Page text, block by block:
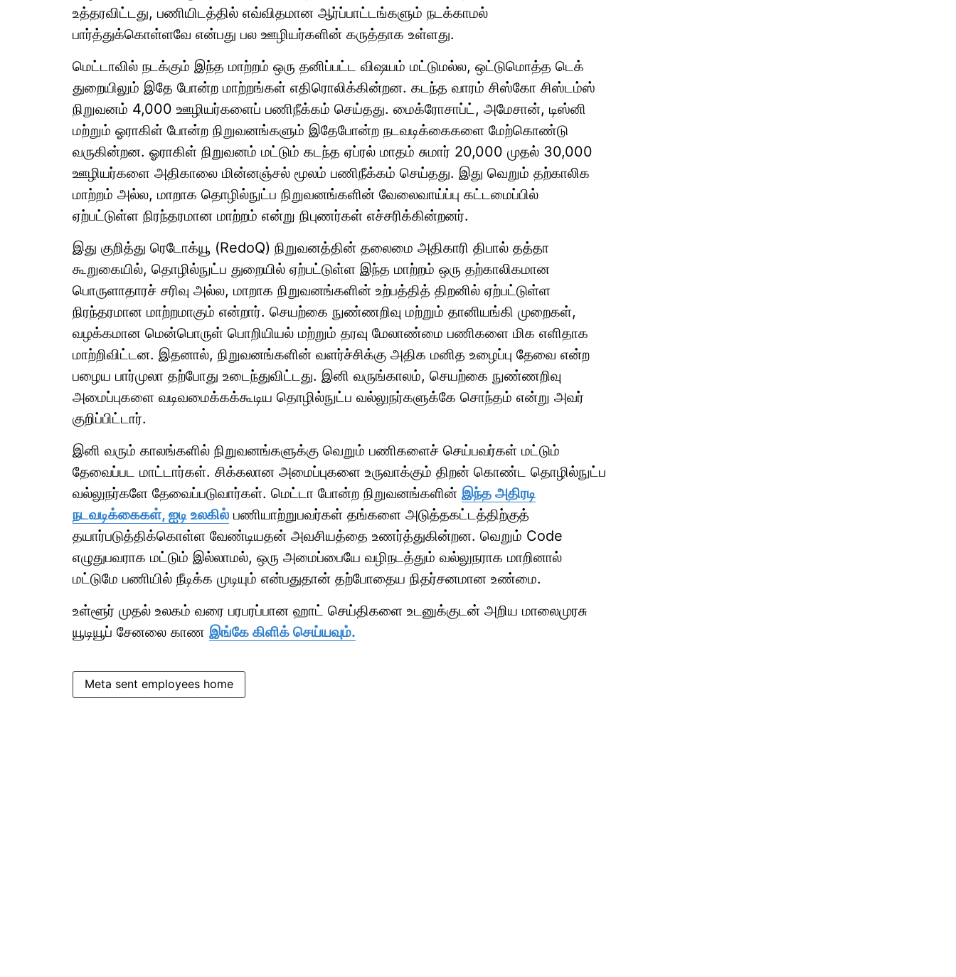
உத்தரவிட்டது, பணியிடத்தில் எவ்விதமான ஆர்ப்பாட்டங்களும் நடக்காமல்
பார்த்துக்கொள்ளவே என்பது பல ஊழியர்களின் கருத்தாக உள்ளது.
மெட்டாவில் நடக்கும் இந்த மாற்றம் ஒரு தனிப்பட்ட விஷயம் மட்டுமல்ல, ஒட்டுமொத்த டெக்
துறையிலும் இதே போன்ற மாற்றங்கள் எதிரொலிக்கின்றன. கடந்த வாரம் சிஸ்கோ சிஸ்டம்ஸ்
நிறுவனம் 4,000 ஊழியர்களைப் பணிநீக்கம் செய்தது. மைக்ரோசாப்ட், அமேசான், டிஸ்னி
மற்றும் ஓராகிள் போன்ற நிறுவனங்களும் இதேபோன்ற நடவடிக்கைகளை மேற்கொண்டு
வருகின்றன. ஓராகிள் நிறுவனம் மட்டும் கடந்த ஏப்ரல் மாதம் சுமார் 20,000 முதல் 30,000
ஊழியர்களை அதிகாலை மின்னஞ்சல் மூலம் பணிநீக்கம் செய்தது. இது வெறும் தற்காலிக
மாற்றம் அல்ல, மாறாக தொழில்நுட்ப நிறுவனங்களின் வேலைவாய்ப்பு கட்டமைப்பில்
ஏற்பட்டுள்ள நிரந்தரமான மாற்றம் என்று நிபுணர்கள் எச்சரிக்கின்றனர்.
இது குறித்து ரெடோக்யூ (RedoQ) நிறுவனத்தின் தலைமை அதிகாரி திபால் தத்தா
கூறுகையில், தொழில்நுட்ப துறையில் ஏற்பட்டுள்ள இந்த மாற்றம் ஒரு தற்காலிகமான
பொருளாதாரச் சரிவு அல்ல, மாறாக நிறுவனங்களின் உற்பத்தித் திறனில் ஏற்பட்டுள்ள
நிரந்தரமான மாற்றமாகும் என்றார். செயற்கை நுண்ணறிவு மற்றும் தானியங்கி முறைகள்,
வழக்கமான மென்பொருள் பொறியியல் மற்றும் தரவு மேலாண்மை பணிகளை மிக எளிதாக
மாற்றிவிட்டன. இதனால், நிறுவனங்களின் வளர்ச்சிக்கு அதிக மனித உழைப்பு தேவை என்ற
பழைய பார்முலா தற்போது உடைந்துவிட்டது. இனி வருங்காலம், செயற்கை நுண்ணறிவு
அமைப்புகளை வடிவமைக்கக்கூடிய தொழில்நுட்ப வல்லுநர்களுக்கே சொந்தம் என்று அவர்
குறிப்பிட்டார்.
இனி வரும் காலங்களில் நிறுவனங்களுக்கு வெறும் பணிகளைச் செய்பவர்கள் மட்டும்
தேவைப்பட மாட்டார்கள். சிக்கலான அமைப்புகளை உருவாக்கும் திறன் கொண்ட தொழில்நுட்ப
வல்லுநர்களே தேவைப்படுவார்கள். மெட்டா போன்ற நிறுவனங்களின் இந்த அதிரடி
நடவடிக்கைகள், ஐடி உலகில் பணியாற்றுபவர்கள் தங்களை அடுத்தகட்டத்திற்குத்
தயார்படுத்திக்கொள்ள வேண்டியதன் அவசியத்தை உணர்த்துகின்றன. வெறும் Code
எழுதுபவராக மட்டும் இல்லாமல், ஒரு அமைப்பையே வழிநடத்தும் வல்லுநராக மாறினால்
மட்டுமே பணியில் நீடிக்க முடியும் என்பதுதான் தற்போதைய நிதர்சனமான உண்மை.
உள்ளூர் முதல் உலகம் வரை பரபரப்பான ஹாட் செய்திகளை உடனுக்குடன் அறிய மாலைமுரசு
யூடியூப் சேனலை காண இங்கே கிளிக் செய்யவும்.
Meta sent employees home